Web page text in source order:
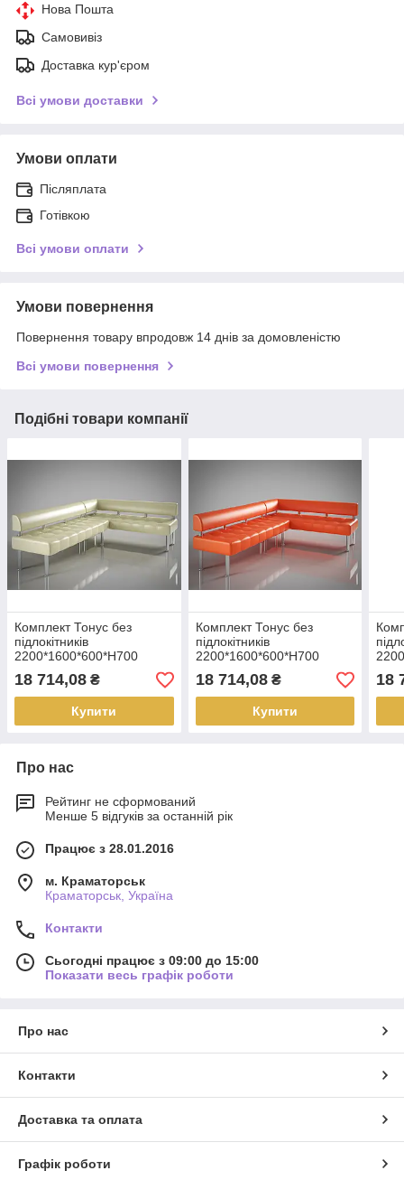
Нова Пошта
Самовивіз
Доставка кур'єром
Всі умови доставки
Умови оплати
Післяплата
Готівкою
Всі умови оплати
Умови повернення
Повернення товару впродовж 14 днів за домовленістю
Всі умови повернення
Подібні товари компанії
Комплект Тонус без
підлокітників
2200*1600*600*Н700
18 714,08 ₴
Купити
Комплект Тонус без
підлокітників
2200*1600*600*Н700
18 714,08₴
Купити
18
Про нас
Рейтинг не сформований
Менше 5 відгуків за останній рік
Працює з 28.01.2016
м. Краматорськ
Краматорськ, Україна
Контакти
Сьогодні працює з 09:00 до 15:00
Показати весь графік роботи
Про нас
Контакти
Доставка та оплата
Графік роботи